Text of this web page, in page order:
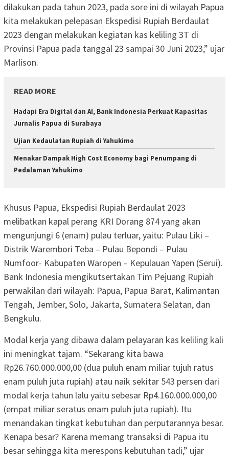
dilakukan pada tahun 2023, pada sore ini di wilayah Papua
kita melakukan pelepasan Ekspedisi Rupiah Berdaulat
2023 dengan melakukan kegiatan kas keliling 3T di
Provinsi Papua pada tanggal 23 sampai 30 Juni 2023,” ujar
Marlison.
READ MORE
Hadapi Era Digital dan AI, Bank Indonesia Perkuat Kapasitas
Jurnalis Papua di Surabaya
Ujian Kedaulatan Rupiah di Yahukimo
Menakar Dampak High Cost Economy bagi Penumpang di
Pedalaman Yahukimo
Khusus Papua, Ekspedisi Rupiah Berdaulat 2023
melibatkan kapal perang KRI Dorang 874 yang akan
mengunjungi 6 (enam) pulau terluar, yaitu: Pulau Liki –
Distrik Warembori Teba – Pulau Bepondi – Pulau
Numfoor- Kabupaten Waropen – Kepulauan Yapen (Serui).
Bank Indonesia mengikutsertakan Tim Pejuang Rupiah
perwakilan dari wilayah: Papua, Papua Barat, Kalimantan
Tengah, Jember, Solo, Jakarta, Sumatera Selatan, dan
Bengkulu.
Modal kerja yang dibawa dalam pelayaran kas keliling kali
ini meningkat tajam. “Sekarang kita bawa
Rp26.760.000.000,00 (dua puluh enam miliar tujuh ratus
enam puluh juta rupiah) atau naik sekitar 543 persen dari
modal kerja tahun lalu yaitu sebesar Rp4.160.000.000,00
(empat miliar seratus enam puluh juta rupiah). Itu
menandakan tingkat kebutuhan dan perputarannya besar.
Kenapa besar? Karena memang transaksi di Papua itu
besar sehingga kita merespons kebutuhan tadi,” ujar